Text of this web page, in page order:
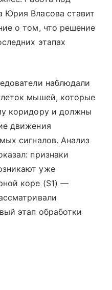
Юрия Власова ставит
о том, что решение
этапах
наблюдали
мышей, которые
коридору и должны
движения
сигналов. Анализ
признаки
уже
коре (S1) —
этап обработки